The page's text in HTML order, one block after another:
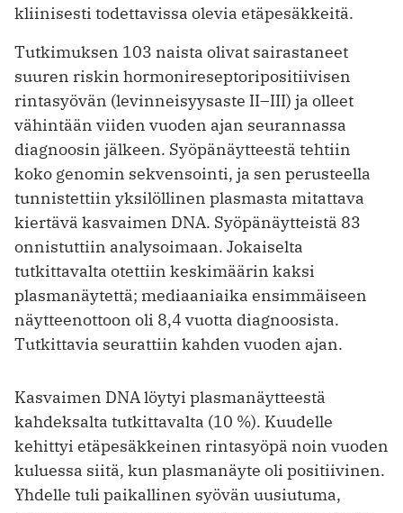
kliinisesti todettavissa olevia etäpesäkkeitä.
Tutkimuksen 103 naista olivat sairastaneet
suuren riskin hormonireseptoripositiivisen
rintasyövän (levinneisyysaste II–III) ja olleet
vähintään viiden vuoden ajan seurannassa
diagnoosin jälkeen. Syöpänäytteestä tehtiin
koko genomin sekvensointi, ja sen perusteella
tunnistettiin yksilöllinen plasmasta mitattava
kiertävä kasvaimen DNA. Syöpänäytteistä 83
onnistuttiin analysoimaan. Jokaiselta
tutkittavalta otettiin keskimäärin kaksi
plasmanäytettä; mediaaniaika ensimmäiseen
näytteenottoon oli 8,4 vuotta diagnoosista.
Tutkittavia seurattiin kahden vuoden ajan.
Kasvaimen DNA löytyi plasmanäytteestä
kahdeksalta tutkittavalta (10 %). Kuudelle
kehittyi etäpesäkkeinen rintasyöpä noin vuoden
kuluessa siitä, kun plasmanäyte oli positiivinen.
Yhdelle tuli paikallinen syövän uusiutuma,